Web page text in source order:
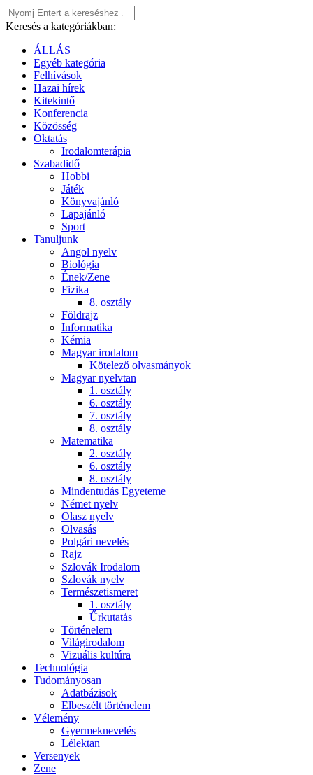
Keresés a kategóriákban:
ÁLLÁS
Egyéb kategória
Felhívások
Hazai hírek
Kitekintő
Konferencia
Közösség
Oktatás
Irodalomterápia
Szabadidő
Hobbi
Játék
Könyvajánló
Lapajánló
Sport
Tanuljunk
Angol nyelv
Biológia
Ének/Zene
Fizika
8. osztály
Földrajz
Informatika
Kémia
Magyar irodalom
Kötelező olvasmányok
Magyar nyelvtan
1. osztály
6. osztály
7. osztály
8. osztály
Matematika
2. osztály
6. osztály
8. osztály
Mindentudás Egyeteme
Német nyelv
Olasz nyelv
Olvasás
Polgári nevelés
Rajz
Szlovák Irodalom
Szlovák nyelv
Természetismeret
1. osztály
Űrkutatás
Történelem
Világirodalom
Vizuális kultúra
Technológia
Tudományosan
Adatbázisok
Elbeszélt történelem
Vélemény
Gyermeknevelés
Lélektan
Versenyek
Zene